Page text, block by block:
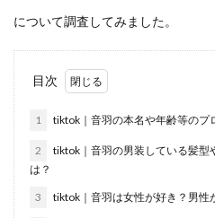
について調査してみました。
目次
1 tiktok｜音羽の本名や年齢等のプ
2
tiktok｜音羽の男装している髪型
は？
3 tiktok｜音羽は女性が好き？男性